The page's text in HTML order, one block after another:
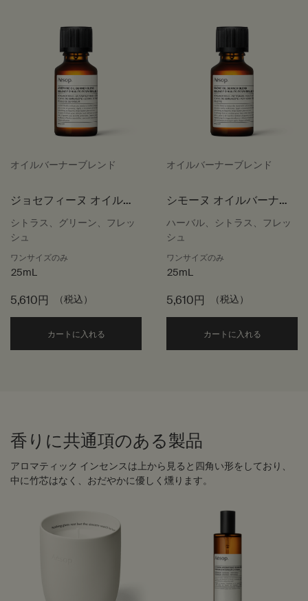
オイルバーナーブレンド
ジョセフィーヌ オイルバ
ーナーブレンド
シトラス、グリーン、フレッ
シュ
ワンサイズのみ
25mL
5,610円 （税込）
カートに入れる Add the ジョセフィーヌ オイルバーナーブレ
オイルバーナーブレンド
シモーヌ オイルバーナー
ブレンド
ハーバル、シトラス、フレッ
シュ
ワンサイズのみ
25mL
5,610円 （税込）
カートに入れる
香りに共通項のある製品
アロマティック インセンスは上から見ると四角い形をしており、
中に竹芯はなく、おだやかに優しく燻ります。